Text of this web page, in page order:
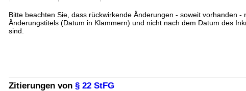
Bitte beachten Sie, dass rückwirkende Änderungen - soweit vorhanden -
Änderungstitels (Datum in Klammern) und nicht nach dem Datum des
sind.
Zitierungen von § 22 StFG